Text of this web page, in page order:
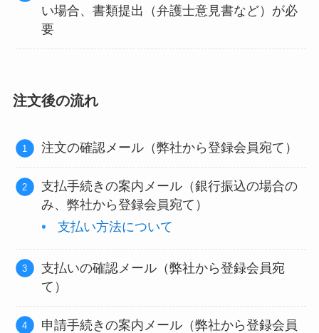
い場合、書類提出（弁護士意見書など）が必
要
注文後の流れ
注文の確認メール（弊社から登録会員宛て）
支払手続きの案内メール（銀行振込の場合の
み、弊社から登録会員宛て）
支払い方法について
支払いの確認メール（弊社から登録会員宛
て）
申請手続きの案内メール（弊社から登録会員